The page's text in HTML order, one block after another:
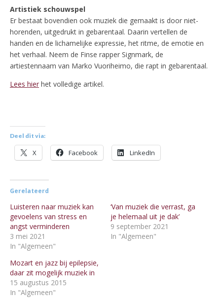
Artistiek schouwspel
Er bestaat bovendien ook muziek die gemaakt is door niet-
horenden, uitgedrukt in gebarentaal. Daarin vertellen de
handen en de lichamelijke expressie, het ritme, de emotie en
het verhaal. Neem de Finse rapper Signmark, de
artiestennaam van Marko Vuoriheimo, die rapt in gebarentaal.
Lees hier het volledige artikel.
Deel dit via:
X Facebook LinkedIn
Gerelateerd
Luisteren naar muziek kan
gevoelens van stress en
angst verminderen
3 mei 2021
In "Algemeen"
‘Van muziek die verrast, ga
je helemaal uit je dak’
9 september 2021
In "Algemeen"
Mozart en jazz bij epilepsie,
daar zit mogelijk muziek in
15 augustus 2015
In "Algemeen"